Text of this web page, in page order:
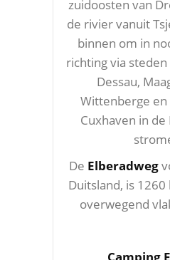
zuidoosten van
de rivier vanuit
binnen om in
richting via
Dessau,
Wittenberge
Cuxhaven in
De Elberadweg
Duitsland, is
overwegend
Camping